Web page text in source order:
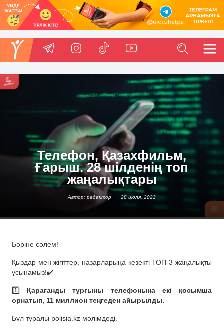
Телефон, Қазахфильм,
Ғарыш. 28 шілденің топ
жаңалықтары
Автор: редактор 28 июля, 2023
Бәріне сәлем!
Қыздар мен жігіттер, назарларыңа кезекті ТОП-3 жаңалықты
ұсынамыз!✔️
1️⃣ Қарағанды тұрғыны телефонына екі қосымша
орнатып, 11 миллион теңгеден айырылды.
Бұл туралы polisia.kz мәлімдеді.